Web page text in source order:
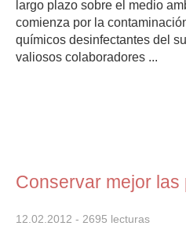
largo plazo sobre el medio
comienza por la
químicos desinfectantes del
valiosos colaboradores ...
Conservar mejor
12.02.2012 - 2695 lecturas